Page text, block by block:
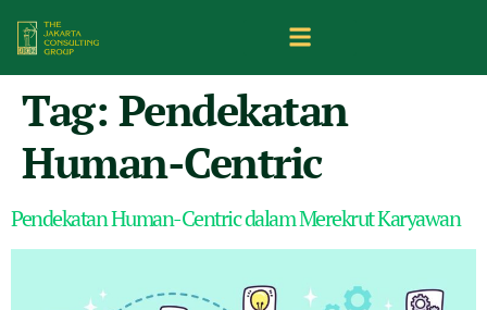
Tag: Pendekatan
Human-Centric
Pendekatan Human-Centric dalam Merekrut Karyawan